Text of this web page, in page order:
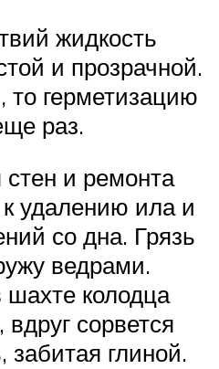
жидкость
и прозрачной.
то герметизацию
раз.
и ремонта
удалению ила и
со дна. Грязь
ведрами.
шахте колодца
вдруг сорвется
забитая глиной.